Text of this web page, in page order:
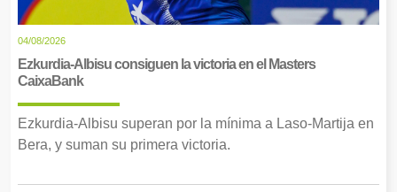
04/08/2026
Ezkurdia-Albisu consiguen la victoria en el Masters
CaixaBank
Ezkurdia-Albisu superan por la mínima a Laso-Martija en
Bera, y suman su primera victoria.